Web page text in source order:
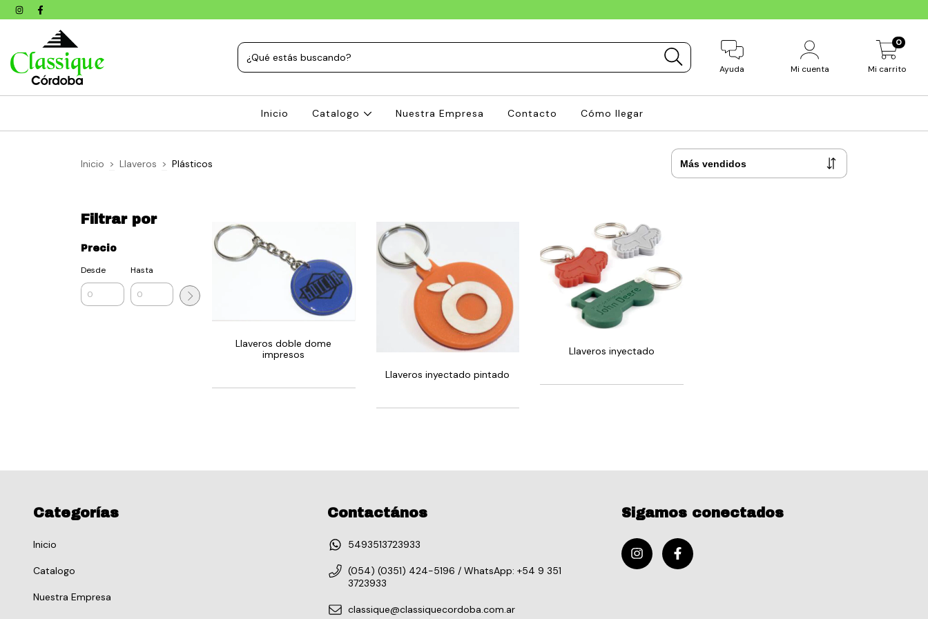
Ayuda Mi cuenta Mi carrito
0
Inicio Catalogo Nuestra Empresa Contacto Cómo llegar
Inicio > Llaveros > Plásticos
Filtrar por
Precio
Desde Hasta
Llaveros doble dome
impresos
Llaveros inyectado pintado
Llaveros inyectado
Categorías
Inicio
Catalogo
Nuestra Empresa
Contactános
5493513723933
(054) (0351) 424-5196 / WhatsApp: +54 9 351
3723933
classique@classiquecordoba.com.ar
Sigamos conectados